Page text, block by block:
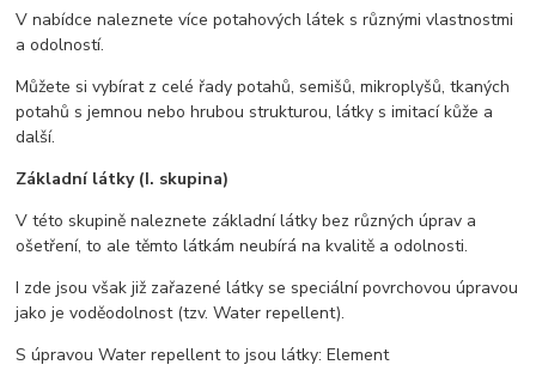
V nabídce naleznete více potahových látek s různými vlastnostmi
a odolností.
Můžete si vybírat z celé řady potahů, semišů, mikroplyšů, tkaných
potahů s jemnou nebo hrubou strukturou, látky s imitací kůže a
další.
Základní látky (I. skupina)
V této skupině naleznete základní látky bez různých úprav a
ošetření, to ale těmto látkám neubírá na kvalitě a odolnosti.
I zde jsou však již zařazené látky se speciální povrchovou úpravou
jako je voděodolnost (tzv. Water repellent).
S úpravou Water repellent to jsou látky: Element